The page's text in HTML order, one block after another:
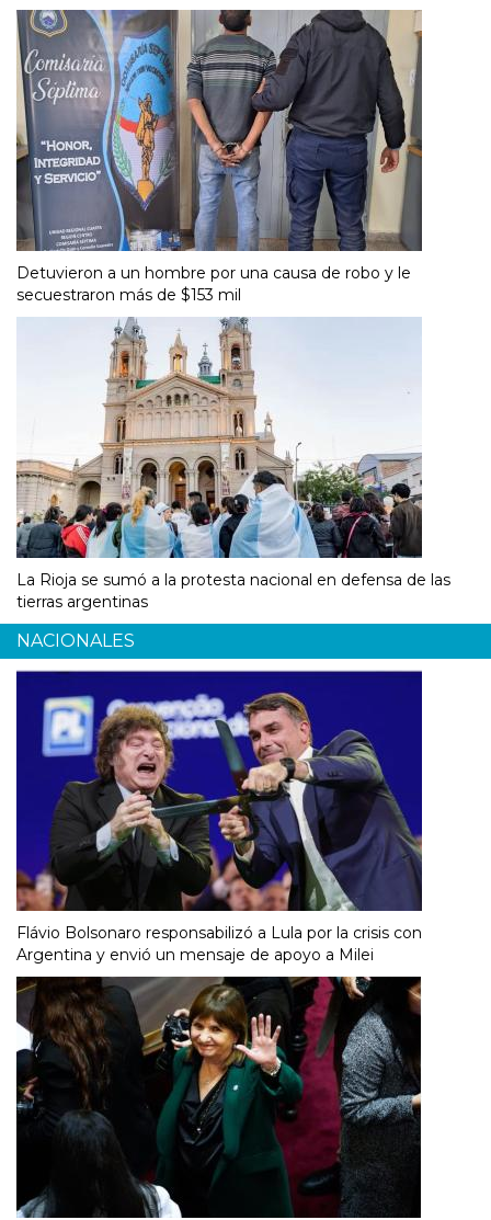
Detuvieron a un hombre por una causa de robo y le
secuestraron más de $153 mil
La Rioja se sumó a la protesta nacional en defensa de las
tierras argentinas
NACIONALES
Flávio Bolsonaro responsabilizó a Lula por la crisis con
Argentina y envió un mensaje de apoyo a Milei